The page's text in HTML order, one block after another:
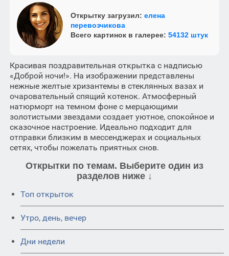
Открытку загрузил: елена
перевозчикова
Всего картинок в галерее: 54132 штук
Красивая поздравительная открытка с надписью
«Доброй ночи!». На изображении представлены
нежные желтые хризантемы в стеклянных вазах и
очаровательный спящий котенок. Атмосферный
натюрморт на темном фоне с мерцающими
золотистыми звездами создает уютное, спокойное и
сказочное настроение. Идеально подходит для
отправки близким в мессенджерах и социальных
сетях, чтобы пожелать приятных снов.
Открытки по темам. Выберите один из
разделов ниже ↓
Топ открыток
Утро, день, вечер
Дни недели